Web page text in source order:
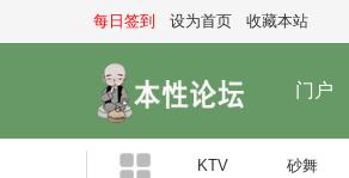
每日签到 设为首页 收藏本站
门户
KTV 砂舞